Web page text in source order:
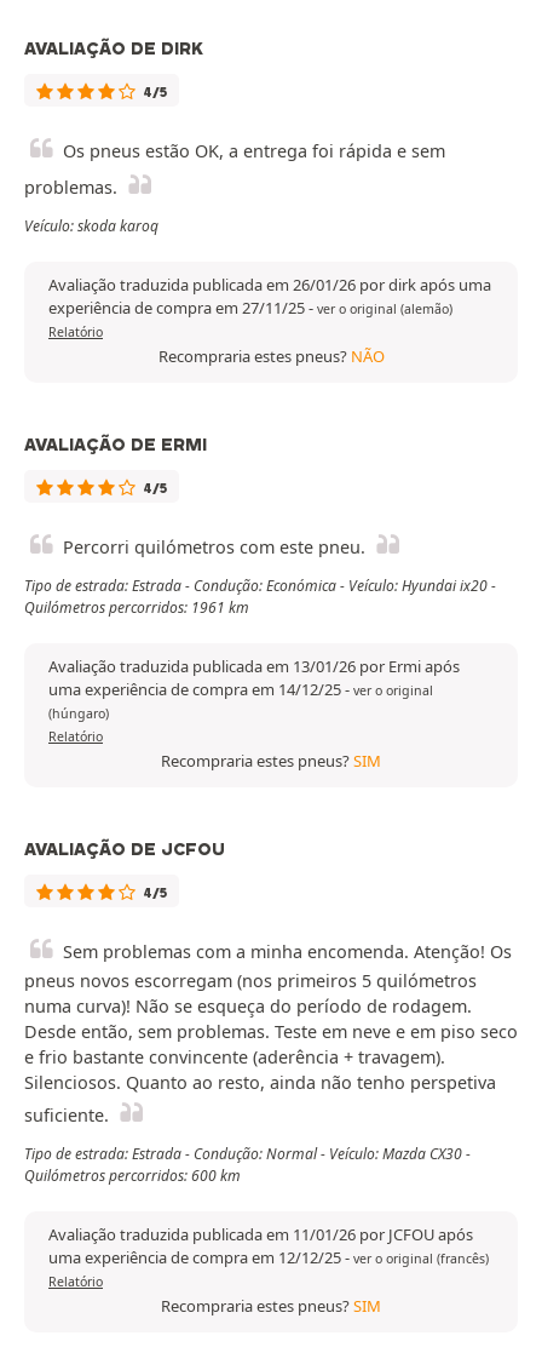
AVALIAÇÃO DE DIRK
4/5
Os pneus estão OK, a entrega foi rápida e sem
problemas.
Veículo: skoda karoq
Avaliação traduzida publicada em 26/01/26 por dirk após uma
experiência de compra em 27/11/25- ver o original (alemão)
Relatório
Recompraria estes pneus? NÃO
AVALIAÇÃO DE ERMI
4/5
Percorri quilómetros com este pneu.
Tipo de estrada: Estrada - Condução: Económica - Veículo: Hyundai ix20 -
Quilómetros percorridos: 1961 km
Avaliação traduzida publicada em 13/01/26 por Ermi após
uma experiência de compra em 14/12/25- ver o original
(húngaro)
Relatório
Recompraria estes pneus?SIM
AVALIAÇÃO DE JCFOU
4/5
Sem problemas com a minha encomenda. Atenção! Os
pneus novos escorregam (nos primeiros 5 quilómetros
numa curva)! Não se esqueça do período de rodagem.
Desde então, sem problemas. Teste em neve e em piso seco
e frio bastante convincente (aderência + travagem).
Silenciosos. Quanto ao resto, ainda não tenho perspetiva
suficiente.
Tipo de estrada: Estrada - Condução: Normal - Veículo: Mazda CX30 -
Quilómetros percorridos: 600 km
Avaliação traduzida publicada em 11/01/26 por JCFOU após
uma experiência de compra em 12/12/25- ver o original (francês)
Relatório
Recompraria estes pneus?SIM